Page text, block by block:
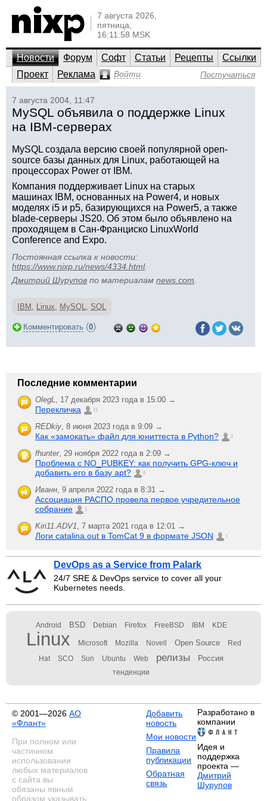
7 августа 2026,
пятница,
16:11:58 MSK
Новости Форум Софт Статьи Рецепты
Ссылки
Проект
Реклама Войти Постучаться
7 августа 2004, 11:47
MySQL объявила о поддержке Linux
на IBM-серверах
MySQL создала версию своей популярной open-
source базы данных для Linux, работающей на
процессорах Power от IBM.
Компания поддерживает Linux на старых
машинах IBM, основанных на Power4, и новых
моделях i5 и p5, базирующихся на Power5, а также
blade-серверы JS20. Об этом было объявлено на
проходящем в Сан-Франциско LinuxWorld
Conference and Expo.
Постоянная ссылка к новости:
https://www.nixp.ru/news/4334.html.
Дмитрий Шурупов по материалам news.com
IBM , Linux, MySQL, SQL
Комментировать (0)
Последние комментарии
OlegL, 17 декабря 2023 года в 15:00 →
Перекличка 21
REDkiy, 8 июня 2023 года в 9:09 →
Как «замокать» файл для юниттеста в Python? 2
fhunter, 29 ноября 2022 года в 2:09 →
Проблема с NO_PUBKEY: как получить GPG-ключ и
добавить его в базу apt?
6
Иванн, 9 апреля 2022 года в 8:31 →
Ассоциация РАСПО провела первое учредительное
собрание
1
Kiri11.ADV1, 7 марта 2021 года в 12:01 →
Логи catalina.out в TomCat 9 в формате JSON 1
DevOps as a Service from Palark
24/7 SRE & DevOps service to cover all your
Kubernetes needs.
Android BSD Debian Firefox FreeBSD IBM KDE
Linux Microsoft Mozilla Novell Open Source Red
Hat SCO Sun Ubuntu Web релизы Россия
тенденции
© 2001—2026 АО
«Флант»
При полном или
частичном
использовании
любых материалов
с сайта вы
обязаны явным
образом указывать
Добавить
новость
Мои новости
Правила
публикации
Обратная
связь
Разработано в
компании
Идея и
поддержка
проекта —
Дмитрий
Шурупов